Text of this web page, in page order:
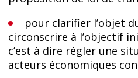
pour clarifier l’objet
circonscrire à l’objectif
c’est à dire régler une
acteurs économiques